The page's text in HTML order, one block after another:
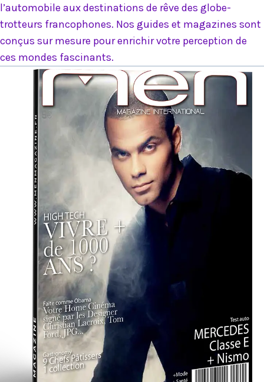
l’automobile aux destinations de rêve des globe-
trotteurs francophones. Nos guides et magazines sont
conçus sur mesure pour enrichir votre perception de
ces mondes fascinants.